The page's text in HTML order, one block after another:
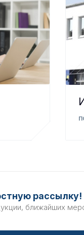
рассылку!
ближайших